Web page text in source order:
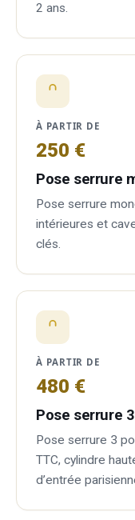
2 ans.
À PARTIR DE
250 €
Pose serrure
Pose serrure
intérieures et
clés.
À PARTIR DE
480 €
Pose serrure
Pose serrure 3
TTC, cylindre
d’entrée